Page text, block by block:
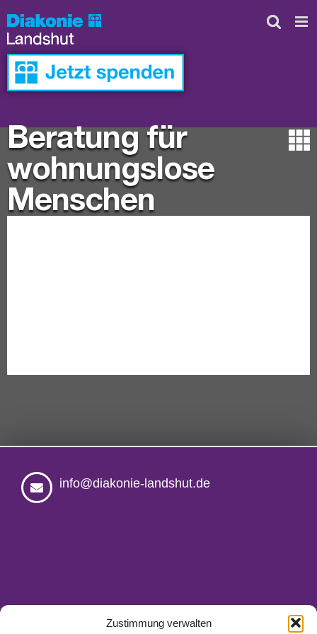
Zustimmung verwalten
to
content
Beratung für
wohnungslose
Menschen
info@diakonie-landshut.de